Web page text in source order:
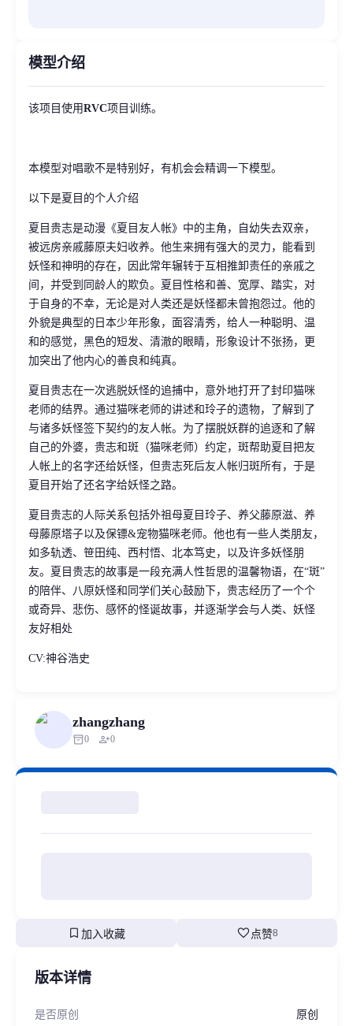
模型介绍
该项目使用RVC项目训练。
本模型对唱歌不是特别好，有机会会精调一下模型。
以下是夏目的个人介绍
夏目贵志是动漫《夏目友人帐》中的主角，自幼失去双亲，
被远房亲戚藤原夫妇收养。他生来拥有强大的灵力，能看到
妖怪和神明的存在，因此常年辗转于互相推卸责任的亲戚之
间，并受到同龄人的欺负。夏目性格和善、宽厚、踏实，对
于自身的不幸，无论是对人类还是妖怪都未曾抱怨过。他的
外貌是典型的日本少年形象，面容清秀，给人一种聪明、温
和的感觉，黑色的短发、清澈的眼睛，形象设计不张扬，更
加突出了他内心的善良和纯真。
夏目贵志在一次逃脱妖怪的追捕中，意外地打开了封印猫咪
老师的结界。通过猫咪老师的讲述和玲子的遗物，了解到了
与诸多妖怪签下契约的友人帐。为了摆脱妖群的追逐和了解
自己的外婆，贵志和斑（猫咪老师）约定，斑帮助夏目把友
人帐上的名字还给妖怪，但贵志死后友人帐归斑所有，于是
夏目开始了还名字给妖怪之路。
夏目贵志的人际关系包括外祖母夏目玲子、养父藤原滋、养
母藤原塔子以及保镖&宠物猫咪老师。他也有一些人类朋友，
如多轨透、笹田纯、西村悟、北本笃史，以及许多妖怪朋
友。夏目贵志的故事是一段充满人性哲思的温馨物语，在“斑”
的陪伴、八原妖怪和同学们关心鼓励下，贵志经历了一个个
或奇异、悲伤、感怀的怪诞故事，并逐渐学会与人类、妖怪
友好相处
CV:神谷浩史
zhangzhang
inventory_20 person_add0
bookmark 加入收藏 favorite 点赞8
版本详情
是否原创 原创